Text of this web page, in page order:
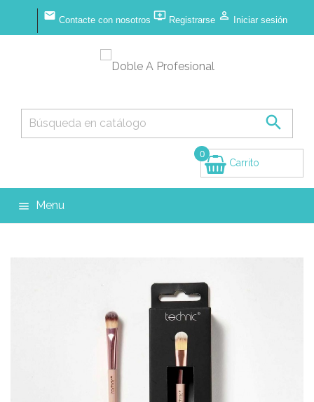
 Contacte con nosotros  Registrarse  Iniciar sesión

Carrito
0
 Menu